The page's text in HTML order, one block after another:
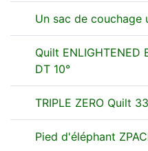
Un sac de couchage
Quilt ENLIGHTENED
DT 10°
TRIPLE ZERO Quilt
Pied d'éléphant